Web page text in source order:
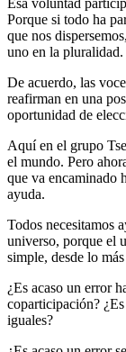
Porque si todo ha
que nos
uno en la pluralidad.
De acuerdo, las
reafirman en una
oportunidad de
Aquí en el grupo
el mundo. Pero
que va encaminado
ayuda.
Todos necesitamos
universo, porque el
simple, desde lo
¿Es acaso un error
coparticipación?
iguales?